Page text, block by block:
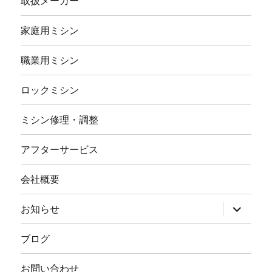
家庭用ミシン
職業用ミシン
ロックミシン
ミシン修理・調整
アフターサービス
会社概要
お知らせ
ブ
メ
ー
ブログ
お問い合わせ